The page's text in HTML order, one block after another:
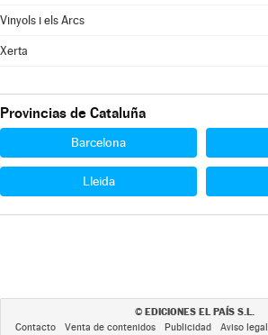
Vinyols i els Arcs
Xerta
Provincias de Cataluña
Barcelona
Lleida
© EDICIONES EL PAÍS S.L.
Contacto Venta de contenidos Publicidad Aviso legal